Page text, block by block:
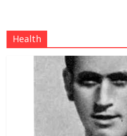
e invalidëve
Çlirimtari
në atdhe të
August 3, 2026
Postim me
Health